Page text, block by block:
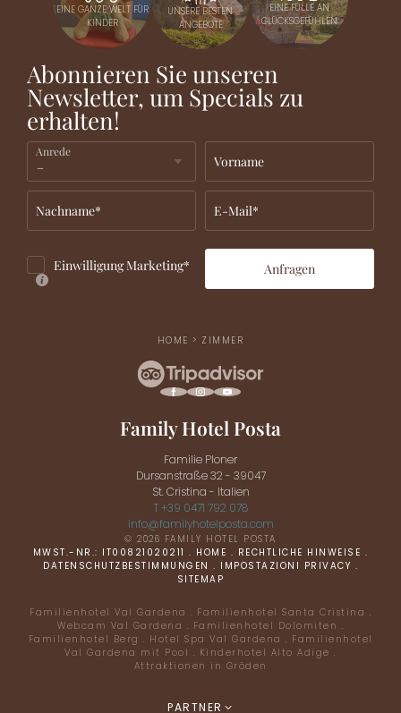
EINE GANZE WELT FÜR
KINDER
UNSERE BESTEN
ANGEBOTE
EINE FÜLLE AN
GLÜCKSGEFÜHLEN
Abonnieren Sie unseren
Newsletter, um Specials zu
erhalten!
Anrede
Vorname
Nachname* E-Mail*
Einwilligung Marketing* Anfragen
HOME > ZIMMER
Family Hotel Posta
Familie Ploner
Dursanstraße 32 - 39047
St. Cristina - Italien
T +39 0471 792 078
info@familyhotelposta.com
© 2026 FAMILY HOTEL POSTA
MWST.-NR.: IT00821020211. HOME . RECHTLICHE HINWEISE .
DATENSCHUTZBESTIMMUNGEN . IMPOSTAZIONI PRIVACY .
SITEMAP
Familienhotel Val Gardena . Familienhotel Santa Cristina .
Webcam Val Gardena . Familienhotel Dolomiten .
Familienhotel Berg . Hotel Spa Val Gardena . Familienhotel
Val Gardena mit Pool . Kinderhotel Alto Adige.
Attraktionen in Gröden
PARTNER